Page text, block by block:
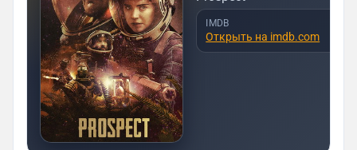
IMDB
Открыть на imdb.com